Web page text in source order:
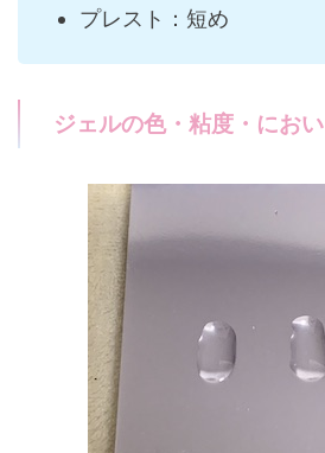
プレスト：短め
ジェルの色・粘度・におい